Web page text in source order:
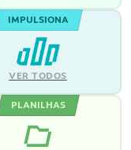
IMPULSIONA
VER TODOS
PLANILHAS